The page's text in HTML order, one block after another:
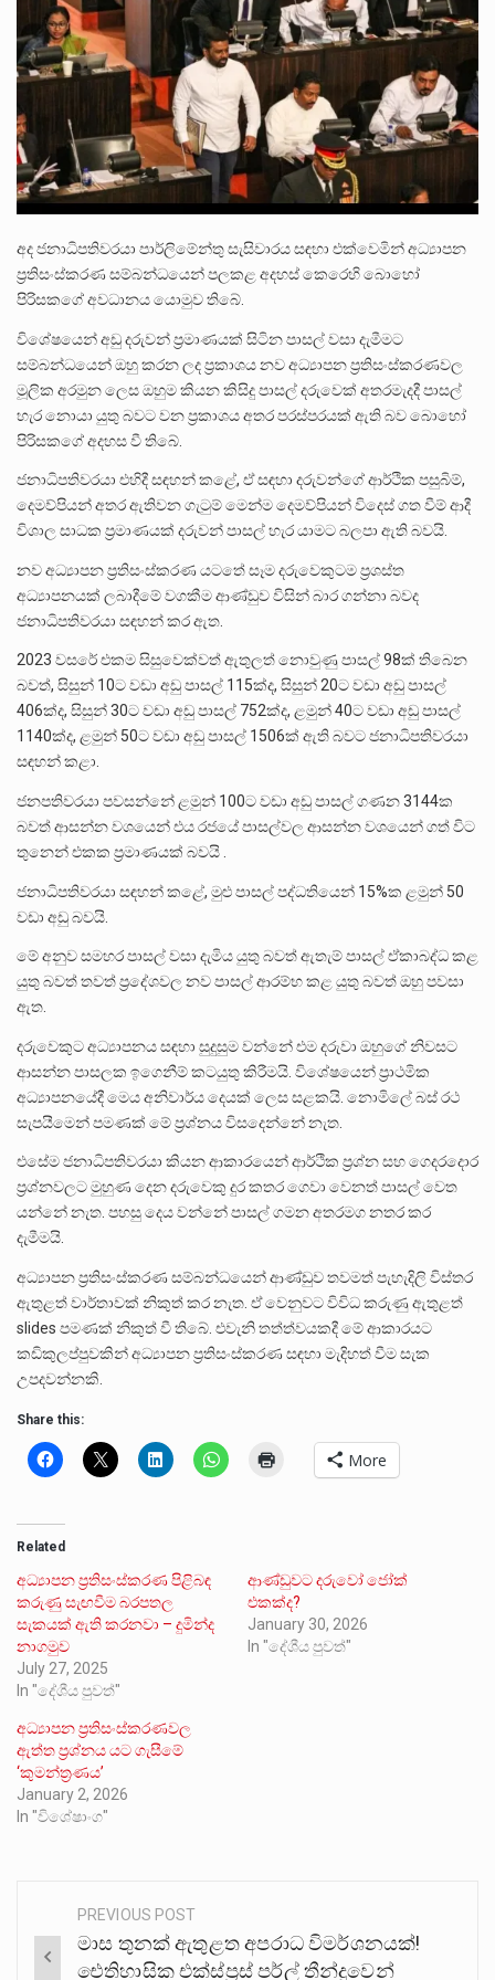
බන්ධනාගාර රැදවියන් 1,021 දෙනෙකු ඉකුත් වසර පහක කාලය තුලදී (2020 ජනවාරි 01 සිට 2025 දෙසැම්බර්…
නව පරිසර පනත යටතේ ශබ්ද දූෂණය සම්බන්ධයෙන් කටයුතු කිරීමට නව රෙගුලාසි ගෙන ඒමට මධ්‍යම පරිසර…
අද ජනාධිපතිවරයා පාර්ලිමේන්තු සැසිවාරය සඳහා එක්වෙමින් අධ්‍යාපන
ප්‍රතිසංස්කරණ සම්බන්ධයෙන් පලකළ අදහස් කෙරෙහි බොහෝ
පිරිසකගේ අවධානය යොමුව තිබේ.
විශේෂයෙන් අඩු දරුවන් ප්‍රමාණයක් සිටින පාසල් වසා දැමීමට
සම්බන්ධයෙන් ඔහු කරන ලද ප්‍රකාශය නව අධ්‍යාපන ප්‍රතිසංස්කරණවල
මූලික අරමුන ලෙස ඔහුම කියන කිසිදු පාසල් දරුවෙක් අතරමැදදී පාසල්
හැර නොයා යුතු බවට වන ප්‍රකාශය අතර පරස්පරයක් ඇති බව බොහෝ
පිරිසකගේ අදහස වී තිබේ.
ජනාධිපතිවරයා එහිදී සඳහන් කළේ, ඒ සඳහා දරුවන්ගේ ආර්ථික පසුබිම්,
දෙමව්පියන් අතර ඇතිවන ගැටුම් මෙන්ම දෙමව්පියන් විදෙස් ගත වීම් ආදී
විශාල සාධක ප්‍රමාණයක් දරුවන් පාසල් හැර යාමට බලපා ඇති බවයි.
නව අධ්‍යාපන ප්‍රතිසංස්කරණ යටතේ සෑම දරුවෙකුටම ප්‍රශස්ත
අධ්‍යාපනයක් ලබාදීමේ වගකීම ආණ්ඩුව විසින් බාර ගන්නා බවද
ජනාධිපතිවරයා සඳහන් කර ඇත.
2023 වසරේ එකම සිසුවෙක්වත් ඇතුලත් නොවුණු පාසල් 98ක් තිබෙන
බවත්, සිසුන් 10ට වඩා අඩු පාසල් 115ක්ද, සිසුන් 20ට වඩා අඩු පාසල්
406ක්ද, සිසුන් 30ට වඩා අඩු පාසල් 752ක්ද, ළමුන් 40ට වඩා අඩු පාසල්
1140ක්ද, ළමුන් 50ට වඩා අඩු පාසල් 1506ක් ඇති බවට ජනාධිපතිවරයා
සඳහන් කළා.
ජනපතිවරයා පවසන්නේ ළමුන් 100ට වඩා අඩු පාසල් ගණන 3144ක
බවත් ආසන්න වශයෙන් එය රජයේ පාසල්වල ආසන්න වශයෙන් ගත් විට
තුනෙන් එකක ප්‍රමාණයක් බවයි .
ජනාධිපතිවරයා සඳහන් කළේ, මුළු පාසල් පද්ධතියෙන් 15%ක ළමුන් 50
වඩා අඩු බවයි.
මේ අනුව සමහර පාසල් වසා දැමිය යුතු බවත් ඇතැම් පාසල් ඒකාබද්ධ කළ
යුතු බවත් තවත් ප්‍රදේශවල නව පාසල් ආරම්භ කළ යුතු බවත් ඔහු පවසා
ඇත.
දරුවෙකුට අධ්‍යාපනය සඳහා සුදුසුම වන්නේ එම දරුවා ඔහුගේ නිවසට
ආසන්න පාසලක ඉගෙනීම් කටයුතු කිරීමයි. විශේෂයෙන් ප්‍රාථමික
අධ්‍යාපනයේදී මෙය අනිවාර්ය දෙයක් ලෙස සළකයි. නොමිලේ බස් රථ
සැපයීමෙන් පමණක් මේ ප්‍රශ්නය විසදෙන්නේ නැත.
එසේම ජනාධිපතිවරයා කියන ආකාරයෙන් ආර්ථික ප්‍රශ්න සහ ගෙදරදොර
ප්‍රශ්නවලට මුහුණ දෙන දරුවෙකු දුර කතර ගෙවා වෙනත් පාසල් වෙත
යන්නේ නැත. පහසු දෙය වන්නේ පාසල් ගමන අතරමග නතර කර
දැමීමයි.
අධ්‍යාපන ප්‍රතිසංස්කරණ සම්බන්ධයෙන් ආණ්ඩුව තවමත් පැහැදිලි විස්තර
ඇතුළත් වාර්තාවක් නිකුත් කර නැත. ඒ වෙනුවට විවිධ කරුණු ඇතුළත්
slides පමණක් නිකුත් වී තිබේ. එවැනි තත්ත්වයකදී මේ ආකාරයට
කඩිකුලප්පුවකින් අධ්‍යාපන ප්‍රතිසංස්කරණ සඳහා මැදිහත් වීම සැක
උපදවන්නකි.
Share this:
More
Related
අධ්‍යාපන ප්‍රතිසංස්කරණ පිළිබඳ
කරුණු සැඟවීම බරපතල
සැකයක් ඇති කරනවා – දුමින්ද
නාගමුව
July 27, 2025
In "දේශීය පුවත්"
ආණ්ඩුවට දරුවෝ ජෝක්
එකක්ද?
January 30, 2026
In "දේශීය පුවත්"
අධ්‍යාපන ප්‍රතිසංස්කරණවල
ඇත්ත ප්‍රශ්නය යට ගැසීමේ
‘කුමන්ත්‍රණය’
January 2, 2026
In "විශේෂාංග"
Post
navigation
PREVIOUS POST
මාස තුනක් ඇතුළත අපරාධ විමර්ශනයක්!
ඓතිහාසික එක්ස්ප්‍රස් පර්ල් තීන්දුවෙන්